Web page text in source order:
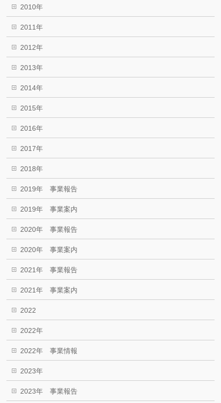
2010年
2011年
2012年
2013年
2014年
2015年
2016年
2017年
2018年
2019年 事業報告
2019年 事業案内
2020年 事業報告
2020年 事業案内
2021年 事業報告
2021年 事業案内
2022
2022年
2022年 事業情報
2023年
2023年 事業報告